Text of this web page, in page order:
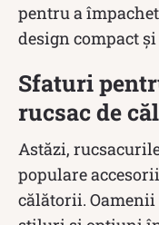
pentru a
design compact
Sfaturi
rucsac de
Astăzi,
populare
călătorii.